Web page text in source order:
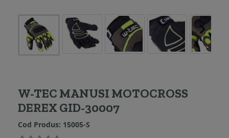
W-TEC MANUSI MOTOCROSS
DEREX GID-30007
Cod Produs: 15005-S